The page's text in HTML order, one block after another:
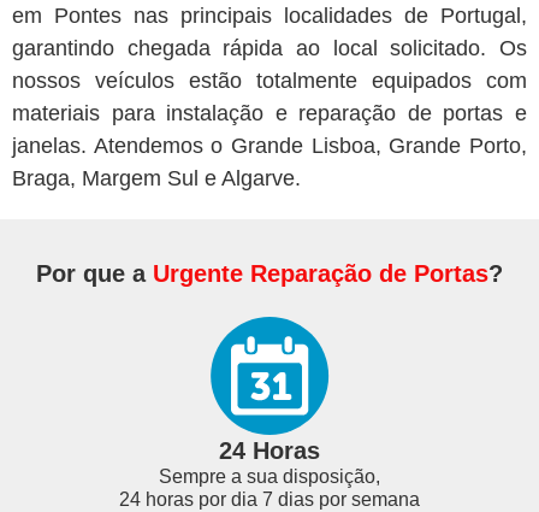
em Pontes nas principais localidades de Portugal,
garantindo chegada rápida ao local solicitado. Os
nossos veículos estão totalmente equipados com
materiais para instalação e reparação de portas e
janelas. Atendemos o Grande Lisboa, Grande Porto,
Braga, Margem Sul e Algarve.
Por que a Urgente Reparação de Portas?
24 Horas
Sempre a sua disposição,
24 horas por dia 7 dias por semana